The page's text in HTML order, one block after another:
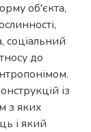
об'єкта,
соціальний
до
із
з яких
і який